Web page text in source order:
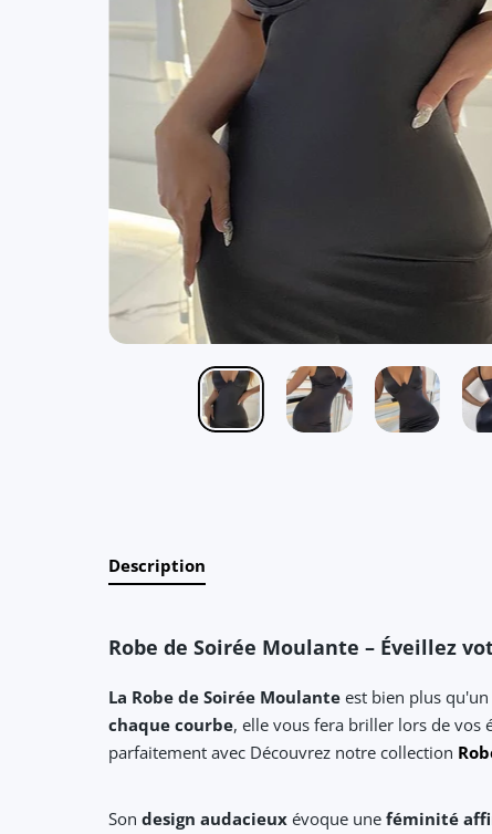
Description
Robe de Soirée Moulante – Éveillez
La Robe de Soirée Moulante est bien plus
chaque courbe, elle vous fera briller lors de vos
parfaitement avec Découvrez notre collection
Son design audacieux évoque une féminité